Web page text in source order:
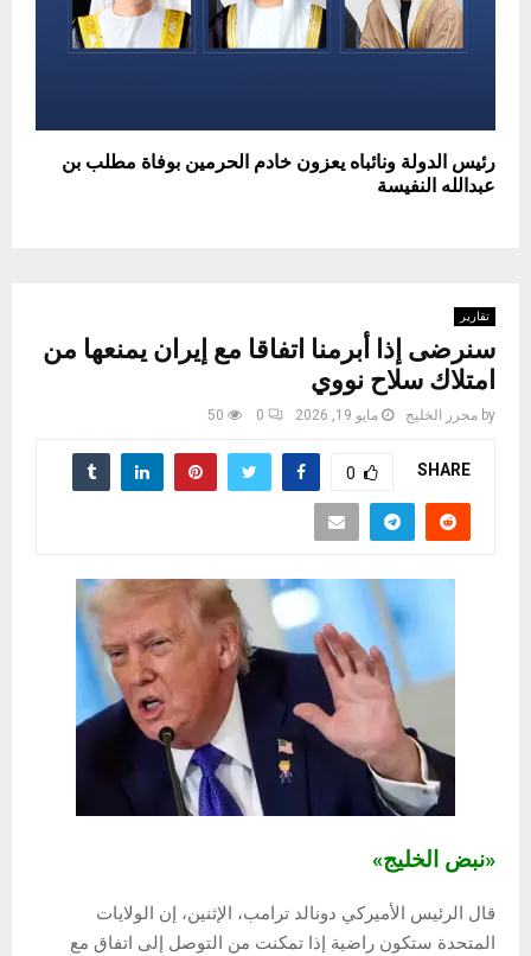
‎رئيس الدولة ونائباه يعزون خادم الحرمين بوفاة مطلب بن
عبدالله النفيسة
تقارير
سنرضى إذا أبرمنا اتفاقا مع إيران يمنعها من
امتلاك سلاح نووي
by محرر الخليج مايو 19, 2026 0
50
SHARE
0
«نبض الخليج»
قال الرئيس الأميركي دونالد ترامب، الإثنين، إن الولايات
المتحدة ستكون راضية إذا تمكنت من التوصل إلى اتفاق مع